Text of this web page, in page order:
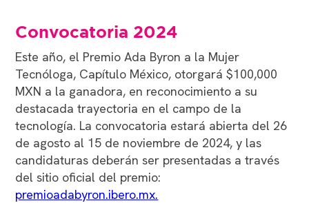
Convocatoria 2024
Este año, el Premio Ada Byron a la Mujer
Tecnóloga, Capítulo México, otorgará $100,000
MXN a la ganadora, en reconocimiento a su
destacada trayectoria en el campo de la
tecnología. La convocatoria estará abierta del 26
de agosto al 15 de noviembre de 2024, y las
candidaturas deberán ser presentadas a través
del sitio oficial del premio:
premioadabyron.ibero.mx.